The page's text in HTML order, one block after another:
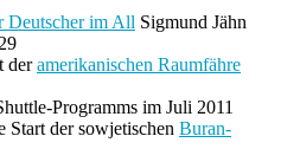
Deutscher im All Sigmund Jähn
deramerikanischen Raumfähre
Programms im Juli 2011
Start der sowjetischen Buran-